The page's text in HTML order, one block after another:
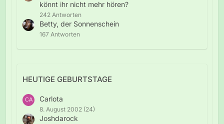
könnt ihr nicht mehr hören?
242 Antworten
Betty, der Sonnenschein
167 Antworten
HEUTIGE GEBURTSTAGE
Carlota
8. August 2002 (24)
Joshdarock